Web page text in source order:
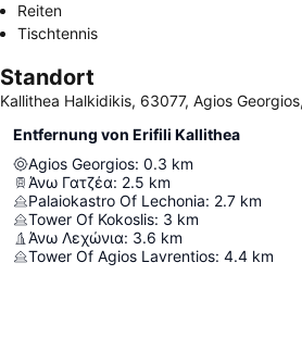
Reiten
Tischtennis
Standort
Kallithea Halkidikis, 63077, Agios
Entfernung von Erifili Kallithea
Agios Georgios: 0.3 km
Άνω Γατζέα: 2.5 km
Palaiokastro Of Lechonia: 2.7 km
Tower Of Kokoslis: 3 km
Άνω Λεχώνια: 3.6 km
Tower Of Agios Lavrentios: 4.4 km